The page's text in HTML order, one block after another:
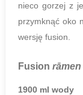
nieco gorzej z
przymknąć oko
wersję fusion.
Fusion rāmen
1900 ml wody